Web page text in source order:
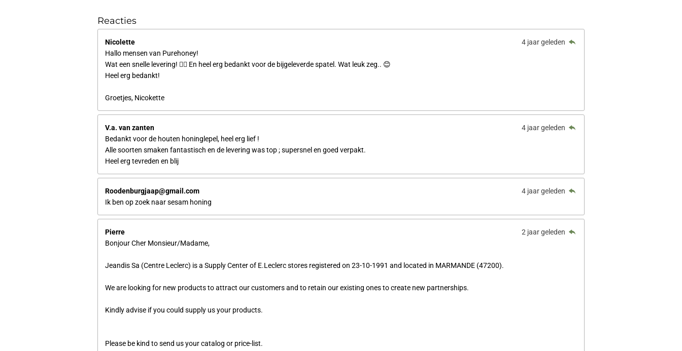
Reacties
Nicolette
4 jaar geleden
Hallo mensen van Purehoney!
Wat een snelle levering! 👍🏼 En heel erg bedankt voor de bijgeleverde spatel. Wat leuk zeg.. 😊
Heel erg bedankt!
Groetjes, Nicokette
V.a. van zanten
4 jaar geleden
Bedankt voor de houten honinglepel, heel erg lief !
Alle soorten smaken fantastisch en de levering was top ; supersnel en goed verpakt.
Heel erg tevreden en blij
Roodenburgjaap@gmail.com
4 jaar geleden
Ik ben op zoek naar sesam honing
Pierre
2 jaar geleden
Bonjour Cher Monsieur/Madame,
Jeandis Sa (Centre Leclerc) is a Supply Center of E.Leclerc stores registered on 23-10-1991 and located in MARMANDE (47200).
We are looking for new products to attract our customers and to retain our existing ones to create new partnerships.
Kindly advise if you could supply us your products.
Please be kind to send us your catalog or price-list.